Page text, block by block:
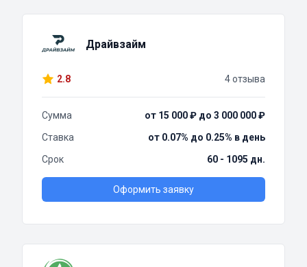
Драйвзайм
2.8 4 отзыва
Сумма
от 15 000 ₽ до 3 000 000 ₽
Ставка
от 0.07% до 0.25% в день
Срок
60 - 1095 дн.
Оформить заявку